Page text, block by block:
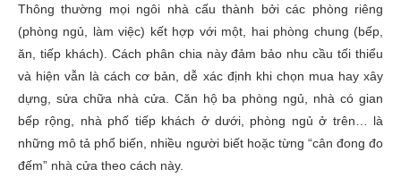
Thông thường mọi ngôi nhà cấu thành bởi các phòng riêng
(phòng ngủ, làm việc) kết hợp với một, hai phòng chung (bếp,
ăn, tiếp khách). Cách phân chia này đảm bảo nhu cầu tối thiểu
và hiện vẫn là cách cơ bản, dễ xác định khi chọn mua hay xây
dựng, sửa chữa nhà cửa. Căn hộ ba phòng ngủ, nhà có gian
bếp rộng, nhà phố tiếp khách ở dưới, phòng ngủ ở trên… là
những mô tả phổ biến, nhiều người biết hoặc từng “cân đong đo
đếm” nhà cửa theo cách này.